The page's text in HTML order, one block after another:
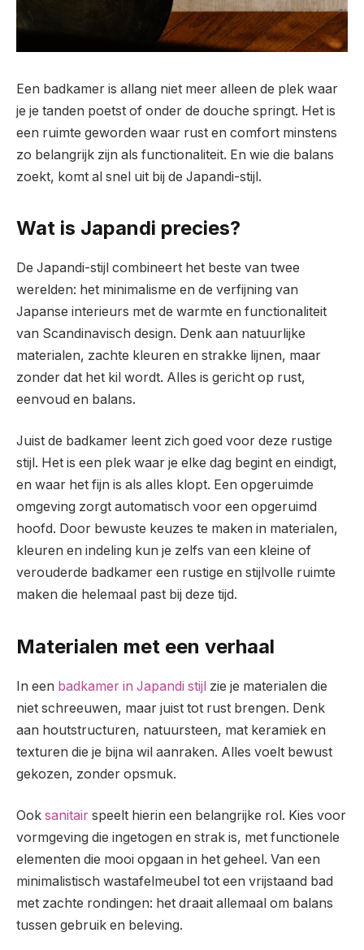
Een badkamer is allang niet meer alleen de plek waar
je je tanden poetst of onder de douche springt. Het is
een ruimte geworden waar rust en comfort minstens
zo belangrijk zijn als functionaliteit. En wie die balans
zoekt, komt al snel uit bij de Japandi-stijl.
Wat is Japandi precies?
De Japandi-stijl combineert het beste van twee
werelden: het minimalisme en de verfijning van
Japanse interieurs met de warmte en functionaliteit
van Scandinavisch design. Denk aan natuurlijke
materialen, zachte kleuren en strakke lijnen, maar
zonder dat het kil wordt. Alles is gericht op rust,
eenvoud en balans.
Juist de badkamer leent zich goed voor deze rustige
stijl. Het is een plek waar je elke dag begint en eindigt,
en waar het fijn is als alles klopt. Een opgeruimde
omgeving zorgt automatisch voor een opgeruimd
hoofd. Door bewuste keuzes te maken in materialen,
kleuren en indeling kun je zelfs van een kleine of
verouderde badkamer een rustige en stijlvolle ruimte
maken die helemaal past bij deze tijd.
Materialen met een verhaal
In een badkamer in Japandi stijl zie je materialen die
niet schreeuwen, maar juist tot rust brengen. Denk
aan houtstructuren, natuursteen, mat keramiek en
texturen die je bijna wil aanraken. Alles voelt bewust
gekozen, zonder opsmuk.
Ook sanitair speelt hierin een belangrijke rol. Kies voor
vormgeving die ingetogen en strak is, met functionele
elementen die mooi opgaan in het geheel. Van een
minimalistisch wastafelmeubel tot een vrijstaand bad
met zachte rondingen: het draait allemaal om balans
tussen gebruik en beleving.